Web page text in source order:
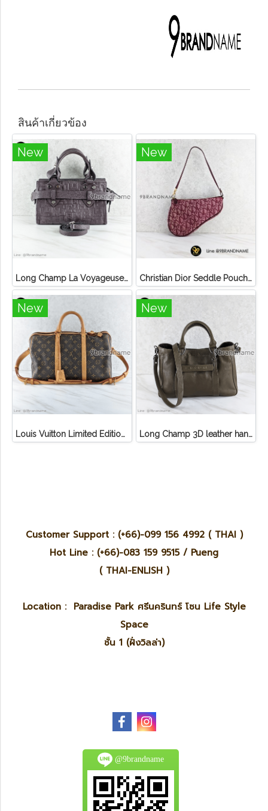
สินค้าเกี่ยวข้อง
New
Long Champ La Voyageuse Bag Leather
New
Christian Dior Seddle Pouch Accessory Hand Bag
New
Louis Vuitton Limited Edition Monogram Canvas Sofia Coppola SC Bag
New
Long Champ 3D leather handbag
Customer Support : (+66)-099 156 4992 ( THAI )
Hot Line : (+66)-083 159 9515 / Pueng
( THAI-ENLISH )
Location : Paradise Park ศรีนครินทร์ โซน Life Style
Space
ชั้น 1 (ฝั่งวิลล่า)
@9brandname